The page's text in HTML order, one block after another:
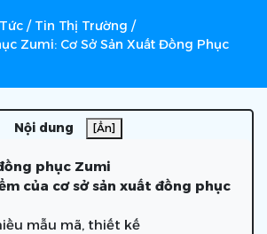
/ Tin Thị Trường /
Zumi: Cơ Sở Sản Xuất Đồng Phục
Nội dung [Ẩn]
phục Zumi
của cơ sở sản xuất đồng phục
mẫu mã, thiết kế